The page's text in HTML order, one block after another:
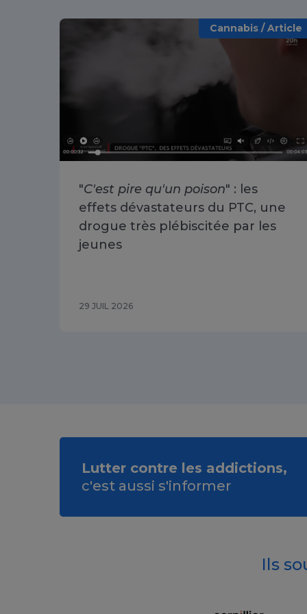
Cannabis / Article
"C'est pire qu'un poison" : les
effets dévastateurs du PTC, une
drogue très plébiscitée par les
jeunes
29 JUIL 2026
Lutter contre les addictions,
c'est aussi s'informer
Ils